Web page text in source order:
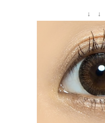
↓ ↓